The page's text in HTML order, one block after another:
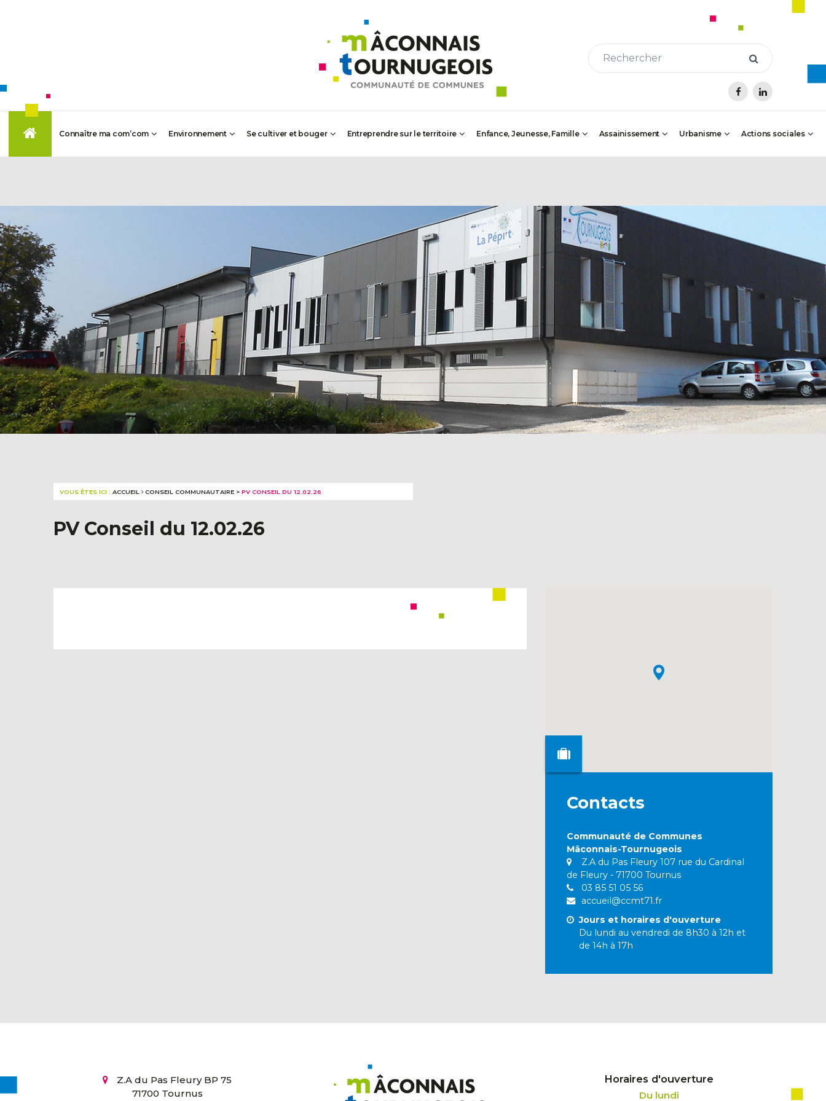
Connaître ma com’com Environnement Se cultiver et bouger Entreprendre sur le territoire Enfance, Jeunesse, Famille Assainissement Urbanisme Actions sociales
VOUS ÊTES ICI : ACCUEIL CONSEIL COMMUNAUTAIRE > PV CONSEIL DU 12.02.26
PV Conseil du 12.02.26
Contacts
Communauté de Communes
Mâconnais-Tournugeois
Z.A du Pas Fleury 107 rue du Cardinal
de Fleury - 71700 Tournus
03 85 51 05 56
accueil@ccmt71.fr
Jours et horaires d'ouverture
Du lundi au vendredi de 8h30 à 12h et
de 14h à 17h
Z.A du Pas Fleury BP 75
71700 Tournus
Horaires d'ouverture
Du lundi